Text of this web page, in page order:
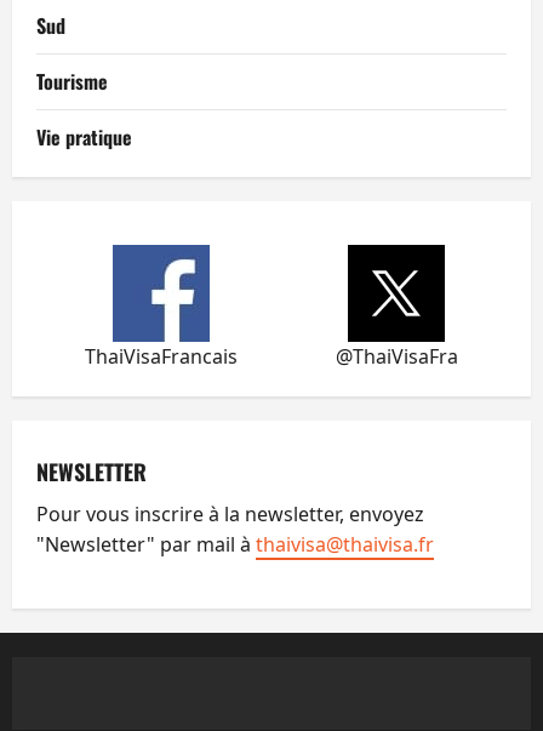
Sud
Tourisme
Vie pratique
ThaiVisaFrancais @ThaiVisaFra
NEWSLETTER
Pour vous inscrire à la newsletter, envoyez
"Newsletter" par mail à thaivisa@thaivisa.fr